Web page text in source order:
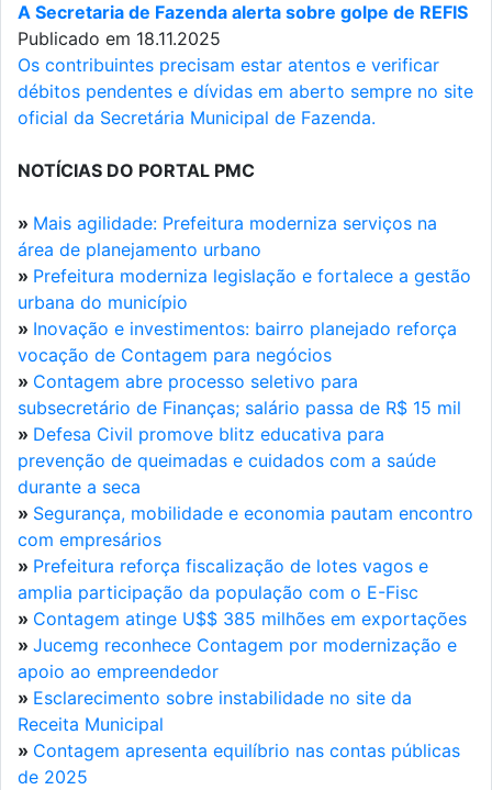
A Secretaria de Fazenda alerta sobre golpe de REFIS
Publicado em 18.11.2025
Os contribuintes precisam estar atentos e verificar
débitos pendentes e dívidas em aberto sempre no site
oficial da Secretária Municipal de Fazenda.
NOTÍCIAS DO PORTAL PMC
» Mais agilidade: Prefeitura moderniza serviços na
área de planejamento urbano
» Prefeitura moderniza legislação e fortalece a gestão
urbana do município
» Inovação e investimentos: bairro planejado reforça
vocação de Contagem para negócios
» Contagem abre processo seletivo para
subsecretário de Finanças; salário passa de R$ 15 mil
» Defesa Civil promove blitz educativa para
prevenção de queimadas e cuidados com a saúde
durante a seca
» Segurança, mobilidade e economia pautam encontro
com empresários
» Prefeitura reforça fiscalização de lotes vagos e
amplia participação da população com o E-Fisc
» Contagem atinge U$$ 385 milhões em exportações
» Jucemg reconhece Contagem por modernização e
apoio ao empreendedor
» Esclarecimento sobre instabilidade no site da
Receita Municipal
» Contagem apresenta equilíbrio nas contas públicas
de 2025